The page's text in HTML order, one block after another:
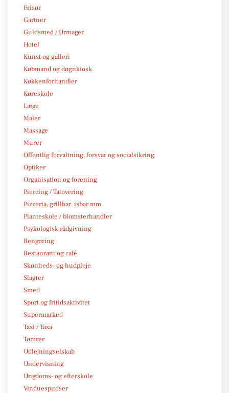
Frisør
Gartner
Guldsmed / Urmager
Hotel
Kunst og galleri
Købmand og døgnkiosk
Køkkenforhandler
Køreskole
Læge
Maler
Massage
Murer
Offentlig forvaltning, forsvar og socialsikring
Optiker
Organisation og forening
Piercing / Tatovering
Pizzeria, grillbar, isbar mm.
Planteskole / blomsterhandler
Psykologisk rådgivning
Rengøring
Restaurant og café
Skønheds- og hudpleje
Slagter
Smed
Sport og fritidsaktivitet
Supermarked
Taxi / Taxa
Tømrer
Udlejningselskab
Undervisning
Ungdoms- og efterskole
Vinduespudser